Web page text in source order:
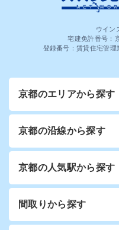
ウイン
宅建免許番号：
登録番号：賃貸住宅管
京都のエリアから探す
京都の沿線から探す
京都の人気駅から探す
間取りから探す